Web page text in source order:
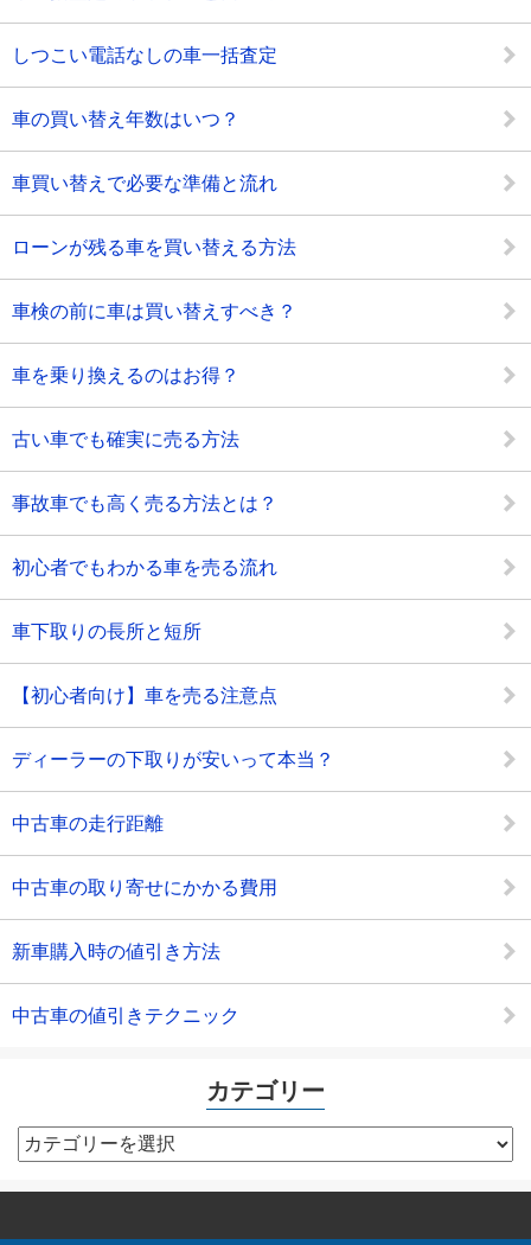
しつこい電話なしの車一括査定
車の買い替え年数はいつ？
車買い替えで必要な準備と流れ
ローンが残る車を買い替える方法
車検の前に車は買い替えすべき？
車を乗り換えるのはお得？
古い車でも確実に売る方法
事故車でも高く売る方法とは？
初心者でもわかる車を売る流れ
車下取りの長所と短所
【初心者向け】車を売る注意点
ディーラーの下取りが安いって本当？
中古車の走行距離
中古車の取り寄せにかかる費用
新車購入時の値引き方法
中古車の値引きテクニック
カテゴリー
カ
テ
ゴ